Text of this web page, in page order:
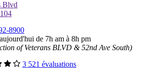
Blvd
8900
de 7h am à 8h pm
of Veterans BLVD & 52nd Ave South)
3 521 évaluations